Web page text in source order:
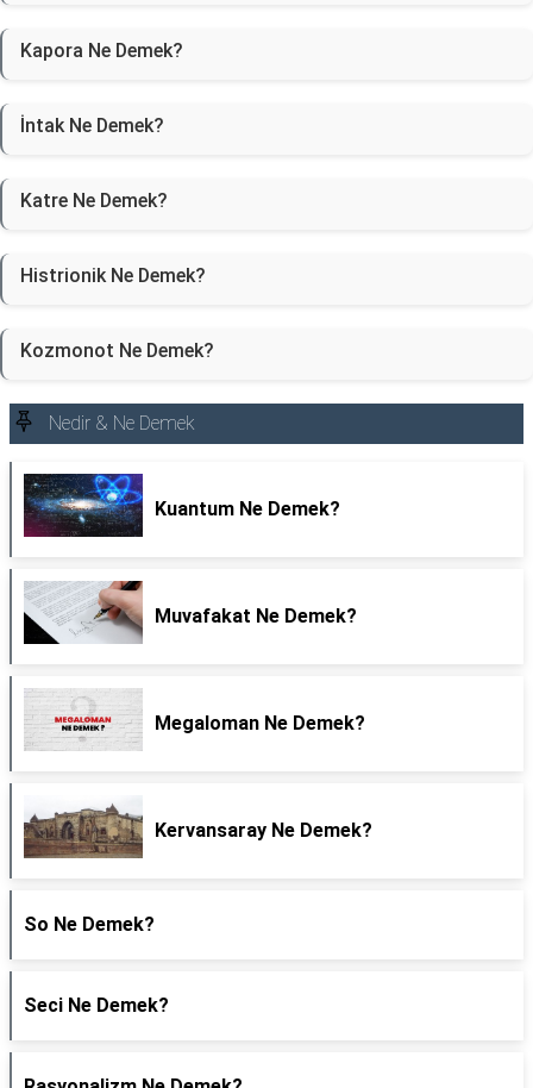
Kapora Ne Demek?
İntak Ne Demek?
Katre Ne Demek?
Histrionik Ne Demek?
Kozmonot Ne Demek?
Nedir & Ne Demek
Kuantum Ne Demek?
Muvafakat Ne Demek?
Megaloman Ne Demek?
Kervansaray Ne Demek?
So Ne Demek?
Seci Ne Demek?